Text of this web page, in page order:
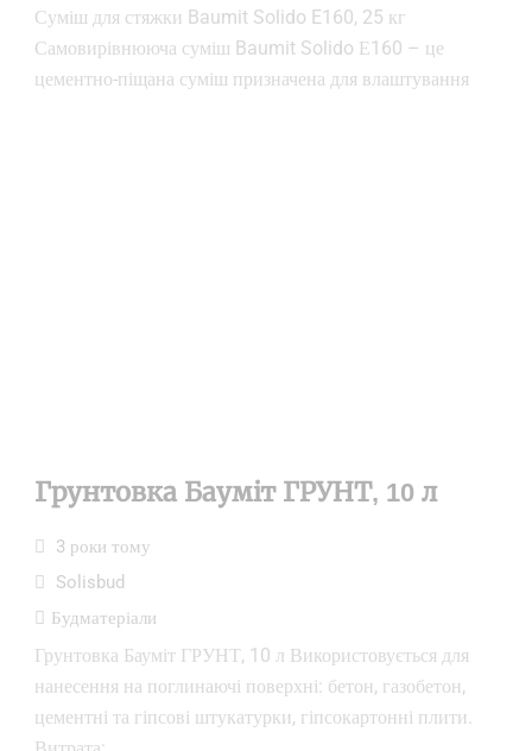
Суміш для стяжки Baumit Solido E160, 25 кг
Самовирівнююча суміш Baumit Solido Е160 – це
цементно-піщана суміш призначена для влаштування
Грунтовка Бауміт ГРУНТ, 10 л
3 роки тому
Solisbud
Будматеріали
Грунтовка Бауміт ГРУНТ, 10 л Використовується для
нанесення на поглинаючі поверхні: бетон, газобетон,
цементні та гіпсові штукатурки, гіпсокартонні плити.